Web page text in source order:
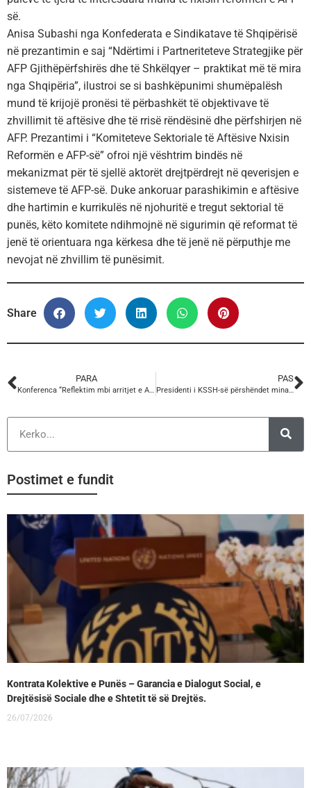
së.
Anisa Subashi nga Konfederata e Sindikatave të Shqipërisë
në prezantimin e saj “Ndërtimi i Partneriteteve Strategjike për
AFP Gjithëpërfshirës dhe të Shkëlqyer – praktikat më të mira
nga Shqipëria”, ilustroi se si bashkëpunimi shumëpalësh
mund të krijojë pronësi të përbashkët të objektivave të
zhvillimit të aftësive dhe të rrisë rëndësinë dhe përfshirjen në
AFP. Prezantimi i “Komiteteve Sektoriale të Aftësive Nxisin
Reformën e AFP-së” ofroi një vështrim bindës në
mekanizmat për të sjellë aktorët drejtpërdrejt në qeverisjen e
sistemeve të AFP-së. Duke ankoruar parashikimin e aftësive
dhe hartimin e kurrikulës në njohuritë e tregut sektorial të
punës, këto komitete ndihmojnë në sigurimin që reformat të
jenë të orientuara nga kërkesa dhe të jenë në përputhje me
nevojat në zhvillim të punësimit.
Share
PARA
Konferenca “Reflektim mbi arritjet e Agjendës së Reformave dhe eksplorimi i mundësive të ardhshme”.
PAS
Presidenti i KSSH-së përshëndet minatorët e Bulqizës në 78-vjetorin e Minierës së Kromit.
Postimet e fundit
Kontrata Kolektive e Punës – Garancia e Dialogut Social, e
Drejtësisë Sociale dhe e Shtetit të së Drejtës.
26/07/2026